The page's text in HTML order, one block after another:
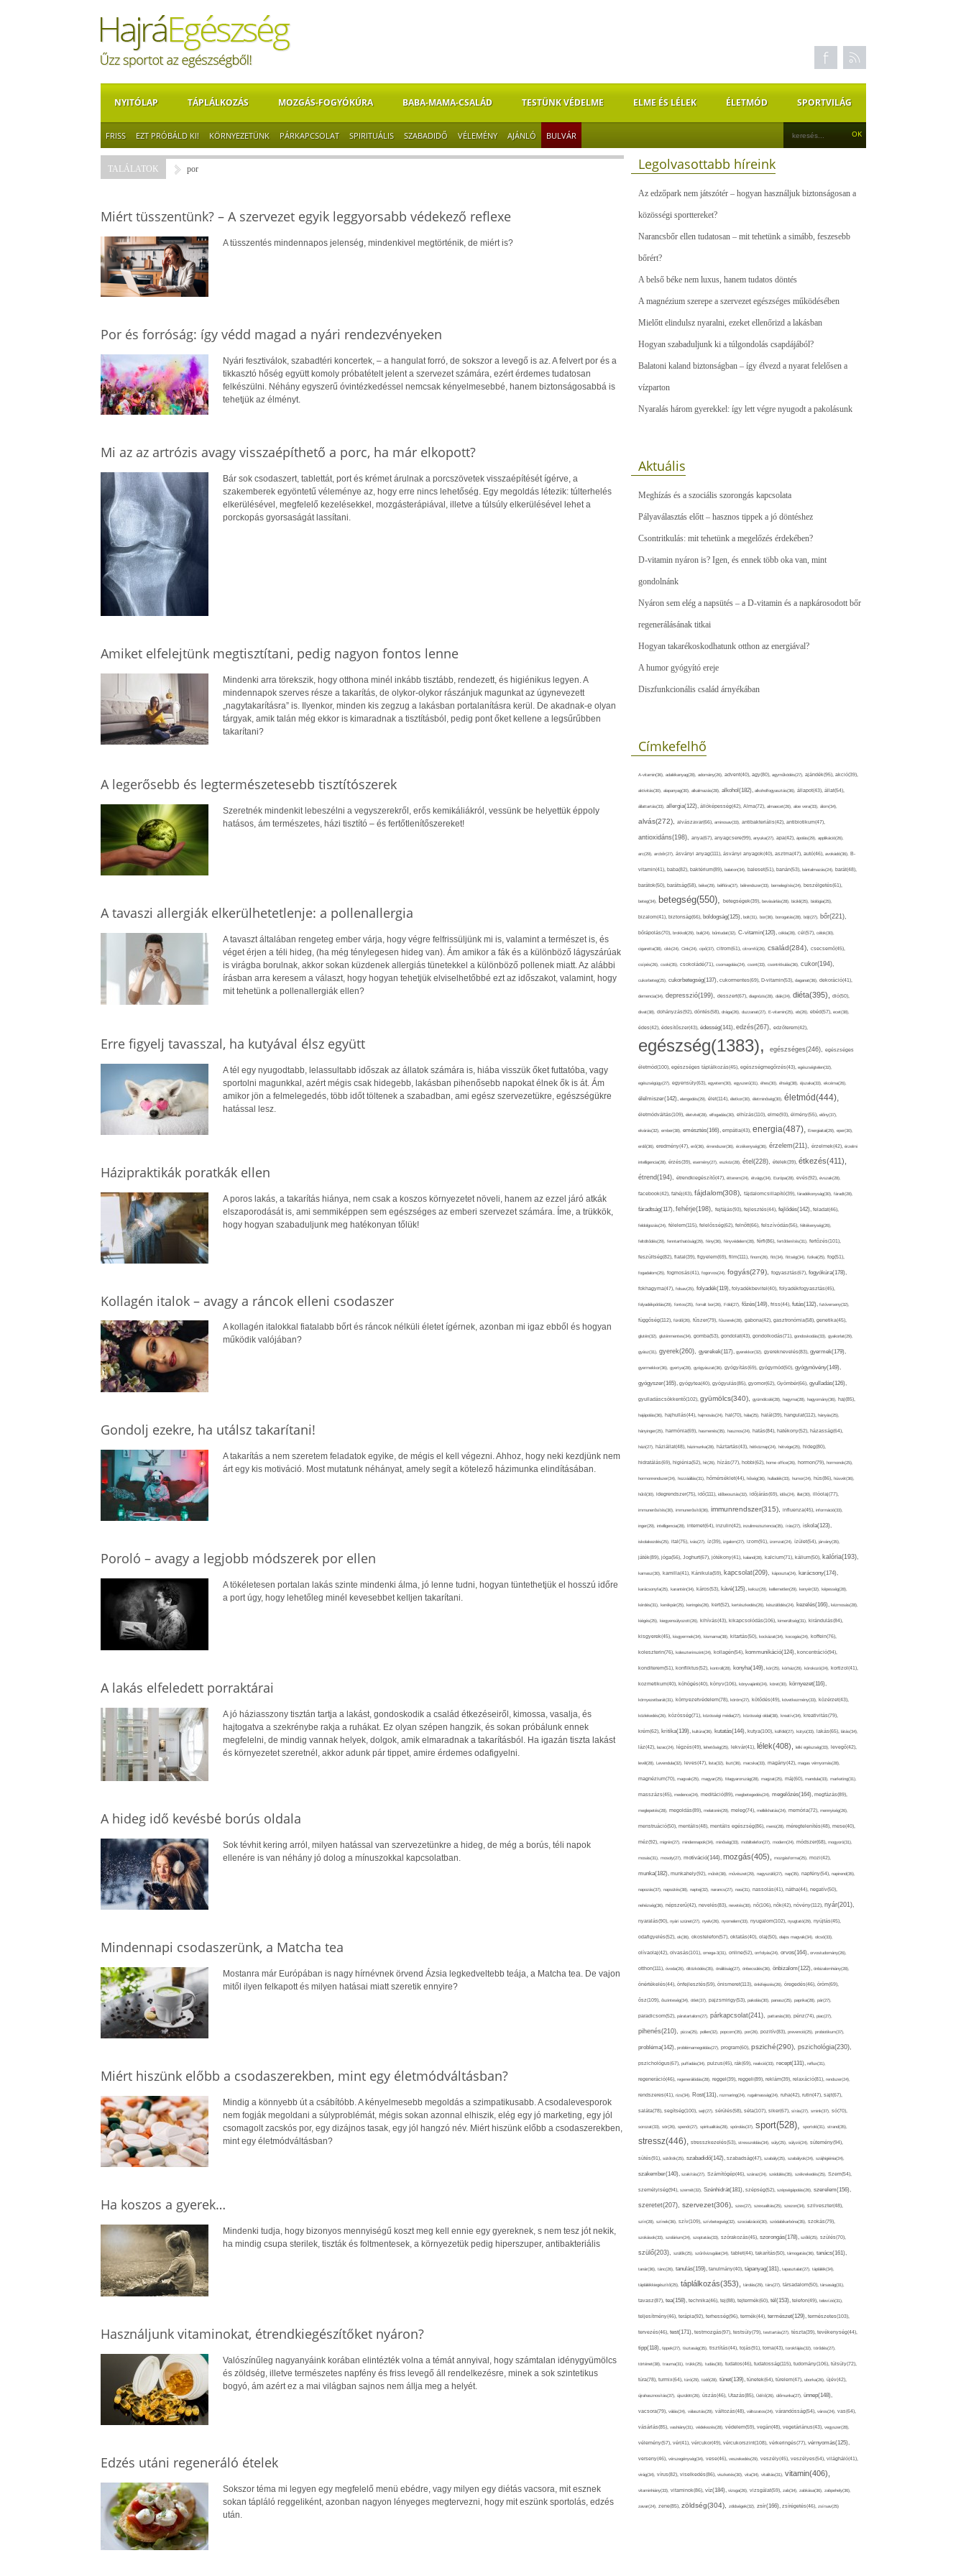
NYITÓLAP TÁPLÁLKOZÁS MOZGÁS-FOGYÓKÚRA BABA-MAMA-CSALÁD TESTÜNK VÉDELME ELME ÉS LÉLEK ÉLETMÓD SPORTVILÁG
FRISS EZT PRÓBÁLD KI! KÖRNYEZETÜNK PÁRKAPCSOLAT SPIRITUÁLIS SZABADIDŐ VÉLEMÉNY AJÁNLÓ BULVÁR
TALÁLATOK por
Miért tüsszentünk? – A szervezet egyik leggyorsabb védekező reflexe
A tüsszentés mindennapos jelenség, mindenkivel megtörténik, de miért is?
Por és forróság: így védd magad a nyári rendezvényeken
Nyári fesztiválok, szabadtéri koncertek, – a hangulat forró, de sokszor a levegő is az. A felvert por és a
tikkasztó hőség együtt komoly próbatételt jelent a szervezet számára, ezért érdemes tudatosan
felkészülni. Néhány egyszerű óvintézkedéssel nemcsak kényelmesebbé, hanem biztonságosabbá is
tehetjük az élményt.
Mi az az artrózis avagy visszaépíthető a porc, ha már elkopott?
Bár sok csodaszert, tablettát, port és krémet árulnak a porcszövetek visszaépítését ígérve, a
szakemberek egyöntetű véleménye az, hogy erre nincs lehetőség. Egy megoldás létezik: túlterhelés
elkerülésével, megfelelő kezelésekkel, mozgásterápiával, illetve a túlsúly elkerülésével lehet a
porckopás gyorsaságát lassítani.
Amiket elfelejtünk megtisztítani, pedig nagyon fontos lenne
Mindenki arra törekszik, hogy otthona minél inkább tisztább, rendezett, és higiénikus legyen. A
mindennapok szerves része a takarítás, de olykor-olykor rászánjuk magunkat az úgynevezett
„nagytakarításra” is. Ilyenkor, minden kis zegzug a lakásban portalanításra kerül. De akadnak-e olyan
tárgyak, amik talán még ekkor is kimaradnak a tisztításból, pedig pont őket kellene a legsűrűbben
takarítani?
A legerősebb és legtermészetesebb tisztítószerek
Szeretnék mindenkit lebeszélni a vegyszerekről, erős kemikáliákról, vessünk be helyettük éppoly
hatásos, ám természetes, házi tisztító – és fertőtlenítőszereket!
A tavaszi allergiák elkerülhetetlenje: a pollenallergia
A tavaszt általában rengeteg ember várja, hogy végre felfrissüljünk mi is, valamint a természet is, és
véget érjen a téli hideg, (ha még ténylegesen hideg van). Ám amikor a fák és a különböző lágyszárúak
is virágba borulnak, akkor sokan küzdenek allergiás tünetekkel a különböző pollenek miatt. Az alábbi
írásban arra keresem a választ, hogy hogyan tehetjük elviselhetőbbé ezt az időszakot, valamint, hogy
mit tehetünk a pollenallergiák ellen?
Erre figyelj tavasszal, ha kutyával élsz együtt
A tél egy nyugodtabb, lelassultabb időszak az állatok számára is, hiába visszük őket futtatóba, vagy
sportolni magunkkal, azért mégis csak hidegebb, lakásban pihenősebb napokat élnek ők is át. Ám
amikor jön a felmelegedés, több időt töltenek a szabadban, ami egész szervezetükre, egészségükre
hatással lesz.
Házipraktikák poratkák ellen
A poros lakás, a takarítás hiánya, nem csak a koszos környezetet növeli, hanem az ezzel járó atkák
elszaporodását is, ami semmiképpen sem egészséges az emberi szervezet számára. Íme, a trükkök,
hogy hogyan szabaduljunk meg hatékonyan tőlük!
Kollagén italok – avagy a ráncok elleni csodaszer
A kollagén italokkal fiatalabb bőrt és ráncok nélküli életet ígérnek, azonban mi igaz ebből és hogyan
működik valójában?
Gondolj ezekre, ha utálsz takarítani!
A takarítás a nem szeretem feladatok egyike, de mégis el kell végezni. Ahhoz, hogy neki kezdjünk nem
árt egy kis motiváció. Most mutatunk néhányat, amely segít a kötelező házimunka elindításában.
Poroló – avagy a legjobb módszerek por ellen
A tökéletesen portalan lakás szinte mindenki álma, jó lenne tudni, hogyan tüntethetjük el hosszú időre
a port úgy, hogy lehetőleg minél kevesebbet kelljen takarítani.
A lakás elfeledett porraktárai
A jó háziasszony tisztán tartja a lakást, gondoskodik a család étkezéseiről, kimossa, vasalja, és
hajtogatva a szekrénybe rakja a ruhákat. Ez olyan szépen hangzik, és sokan próbálunk ennek
megfelelni, de mindig vannak helyek, dolgok, amik elmaradnak a takarításból. Ha igazán tiszta lakást
és környezetet szeretnél, akkor adunk pár tippet, amire érdemes odafigyelni.
A hideg idő kevésbé borús oldala
Sok tévhit kering arról, milyen hatással van szervezetünkre a hideg, de még a borús, téli napok
ellenére is van néhány jó dolog a mínuszokkal kapcsolatban.
Mindennapi csodaszerünk, a Matcha tea
Mostanra már Európában is nagy hírnévnek örvend Ázsia legkedveltebb teája, a Matcha tea. De vajon
mitől ilyen felkapott és milyen hatásai miatt szeretik ennyire?
Miért hiszünk előbb a csodaszerekben, mint egy életmódváltásban?
Mindig a könnyebb út a csábítóbb. A kényelmesebb megoldás a szimpatikusabb. A csodalevesporok
nem fogják megoldani a súlyproblémát, mégis sokan azonnal elhiszik, elég egy jó marketing, egy jól
csomagolt zacskós por, egy dizájnos tasak, egy jól hangzó név. Miért hiszünk előbb a csodaszerekben,
mint egy életmódváltásban?
Ha koszos a gyerek…
Mindenki tudja, hogy bizonyos mennyiségű koszt meg kell ennie egy gyereknek, s nem tesz jót nekik,
ha mindig csupa sterilek, tiszták és foltmentesek, a környezetük pedig hiperszuper, antibakteriális
Használjunk vitaminokat, étrendkiegészítőket nyáron?
Valószínűleg nagyanyáink korában elintézték volna a témát annyival, hogy számtalan idénygyümölcs
és zöldség, illetve természetes napfény és friss levegő áll rendelkezésre, minek a sok szintetikus
bogyó, ám azért ez a mai világban sajnos nem állja meg a helyét.
Edzés utáni regeneráló ételek
Sokszor téma mi legyen egy megfelelő menü ebédre, vagy milyen egy diétás vacsora, mit esznek
sokan tápláló reggeliként, azonban nagyon lényeges megtervezni, hogy mit eszünk sportolás, edzés
után.
Legolvasottabb híreink
Az edzőpark nem játszótér – hogyan használjuk biztonságosan a
közösségi sporttereket?
Narancsbőr ellen tudatosan – mit tehetünk a simább, feszesebb
bőrért?
A belső béke nem luxus, hanem tudatos döntés
A magnézium szerepe a szervezet egészséges működésében
Mielőtt elindulsz nyaralni, ezeket ellenőrizd a lakásban
Hogyan szabaduljunk ki a túlgondolás csapdájából?
Balatoni kaland biztonságban – így élvezd a nyarat felelősen a
vízparton
Nyaralás három gyerekkel: így lett végre nyugodt a pakolásunk
Aktuális
Meghízás és a szociális szorongás kapcsolata
Pályaválasztás előtt – hasznos tippek a jó döntéshez
Csontritkulás: mit tehetünk a megelőzés érdekében?
D-vitamin nyáron is? Igen, és ennek több oka van, mint
gondolnánk
Nyáron sem elég a napsütés – a D-vitamin és a napkárosodott bőr
regenerálásának titkai
Hogyan takarékoskodhatunk otthon az energiával?
A humor gyógyító ereje
Diszfunkcionális család árnyékában
Címkefelhő
A-vitamin(36), adalékanyag(28), adomány(26), advent(40), agy(80), agyműködés(27), ajándék(95), akció(39),
aktivitás(30), alapanyag(30), alkalmazás(28), alkohol(182), alkoholfogyasztás(36), állapot(43), állat(54),
állattartás(33), allergia(122), állóképesség(42), Alma(72), almaecet(26), aloe vera(33), álom(34),
alvás(272), alvászavar(66), aminosav(33), antibakteriális(42), antibiotikum(47),
antioxidáns(198), anya(67), anyagcsere(99), anyuka(27), apa(42), ápolás(29), applikáció(26),
arc(29), arcbőr(27), ásványi anyag(111), ásványi anyagok(40), asztma(47), autó(46), avokádó(36), B-
vitamin(41), baba(82), baktérium(89), balaton(34), baleset(51), banán(53), bántalmazás(24), barát(48),
barátok(50), barátság(58), béke(29), bélflóra(37), bélrendszer(33), bemelegítés(24), beszélgetés(61),
beteg(34), betegség(550), betegségek(39), bevásárlás(28), bicikli(25), biológia(25),
bizalom(41), biztonság(66), boldogság(125), bolt(31), bor(36), borogatás(28), böjt(27), bőr(221),
bőrápolás(70), brokkoli(29), buli(24), bűntudat(32), C-vitamin(120), cékla(28), cél(57), célok(30),
cigaretta(38), cikk(24), Cink(24), cipő(37), citrom(61), citromfű(26), család(284), csecsemő(45),
csípés(26), csoki(35), csokoládé(71), csomagolás(24), csont(33), csontritkulás(36), cukor(194),
cukorbeteg(25), cukorbetegség(137), cukormentes(69), D-vitamin(53), daganat(36), dekoráció(41),
demencia(34), depresszió(199), desszert(67), diagnózis(28), diák(24), diéta(395), dió(50),
divat(38), dohányzás(92), döntés(58), drága(26), duzzanat(27), E-vitamin(25), eb(26), ebéd(57), ecet(38),
édes(42), édesítőszer(43), édesség(141), edzés(267), edzőterem(42),
egészség(1383), egészséges(246), egészséges
életmód(100), egészséges táplálkozás(45), egészségmegőrzés(43), egészségtelen(32),
egészségügy(27), egyensúly(63), egyetem(30), egyszerű(31), éhes(30), éhség(38), éjszaka(33), ekcéma(26),
élelmiszer(142), elengedés(29), élet(114), életkor(30), életminőség(30), életmód(444),
életmódváltás(109), életvitel(28), elfogadás(30), elhízás(110), elme(93), élmény(55), előny(37),
elvárás(32), ember(38), emésztés(166), empátia(43), energia(487), Energiaital(29), eper(30),
erdő(36), eredmény(47), erő(36), érrendszer(36), érzékenység(36), érzelem(211), érzelmek(42), érzelmi
intelligencia(28), érzés(39), esemény(27), eszköz(28), étel(228), ételek(39), étkezés(411),
étrend(194), étrendkiegészítő(47), étterem(24), étvágy(34), Európa(28), evés(92), évszak(28),
facebook(42), fahéj(43), fájdalom(308), fájdalomcsillapító(39), fáradékonyság(30), fáradt(28),
fáradtság(117), fehérje(198), fejfájás(93), fejlesztés(44), fejlődés(142), feladat(46),
feldolgozás(24), félelem(115), felelősség(62), felnőtt(66), felszívódás(56), féltékenység(26),
feltöltődés(29), fenntarthatóság(29), fény(36), fényvédelem(28), férfi(86), fertőtlenítés(31), fertőzés(101),
feszültség(82), fiatal(39), figyelem(69), film(111), finom(26), fitt(34), fittség(34), fizikai(25), fog(51),
fogadalom(25), fogmosás(41), fogorvos(24), fogyás(279), fogyasztás(67), fogyókúra(178),
fokhagyma(47), folsav(25), folyadék(119), folyadékbevitel(40), folyadékfogyasztás(45),
folyadékpótlás(29), fontos(25), forralt bor(26), Föld(27), főzés(149), friss(44), futás(132), futóverseny(32),
függőség(112), fürdő(26), fűszer(79), fűszerek(28), gabona(42), gasztronómia(58), genetika(45),
glutén(32), gluténmentes(34), gomba(53), gondolat(43), gondolkodás(71), gondoskodás(33), gyakorlat(29),
gyász(31), gyerek(260), gyerekek(117), gyerekkor(32), gyereknevelés(83), gyermek(179),
gyermekkor(36), gyertya(28), gyógyászat(36), gyógyítás(69), gyógymód(50), gyógynövény(149),
gyógyszer(165), gyógytea(40), gyógyulás(85), gyomor(62), Gyömbér(66), gyulladás(126),
gyulladáscsökkentő(102), gyümölcs(340), gyümölcslé(28), hagyma(28), hagyomány(36), haj(85),
hajápolás(36), hajhullás(44), hajmosás(24), hal(70), hála(25), halál(39), hangulat(112), hányás(25),
hányinger(25), harmónia(69), hasmenés(35), hasznos(24), hatás(84), hatékony(52), házasság(64),
házi(27), háziállat(48), házimunka(28), háztartás(43), hétköznap(24), hétvége(25), hideg(80),
hidratálás(69), higiénia(52), hit(26), hízás(77), hobbi(62), home office(26), hormon(79), hormonok(25),
hormonrendszer(24), hozzáállás(31), hőmérséklet(44), hőség(36), hulladék(33), humor(24), hús(86), húsvét(36),
hűtő(30), idegrendszer(75), idő(111), időbeosztás(32), időjárás(69), idős(24), illat(30), illóolaj(77),
immunerősítés(30), immunerősítő(36), immunrendszer(315), influenza(45), információ(33),
inger(29), intelligencia(28), internet(64), inzulin(42), inzulinrezisztencia(35), írás(27), iskola(123),
iskolakezdés(25), ital(75), ivás(27), íz(39), izgalom(27), izom(91), izomzat(24), ízület(54), járvány(35),
játék(89), jóga(56), Joghurt(67), jótékony(41), kaland(28), kalcium(71), kálium(50), kalória(193),
kamasz(30), kamilla(41), Kánikula(59), kapcsolat(209), káposzta(24), karácsony(174),
karácsonyfa(25), karantén(34), káros(53), kávé(125), keksz(29), kellemetlen(29), kenyér(32), képesség(28),
kérdés(31), kerékpár(25), keringés(26), kert(52), kertészkedés(26), készülődés(24), kezelés(166), kézmosás(28),
kiégés(25), kiegyensúlyozott(26), kihívás(43), kikapcsolódás(106), kimerültség(31), kirándulás(84),
kisgyerek(45), kisgyermek(34), kismama(38), kitartás(50), kockázat(34), kocogás(24), koffein(76),
koleszterin(76), koleszterinszint(24), kollagén(54), kommunikáció(124), koncentráció(94),
konditerem(51), konfliktus(52), kontroll(28), konyha(149), kór(25), kórház(29), kórokozó(24), kortizol(41),
kozmetikum(40), köhögés(40), könyv(106), könyvajánló(24), köret(30), környezet(116),
környezetbarát(31), környezetvédelem(78), köröm(27), kötődés(49), következmény(33), közérzet(43),
közlekedés(26), közösség(71), közösségi média(27), közösségi oldal(38), kreatív(34), kreativitás(79),
krém(62), kritika(139), kultúra(36), kutatás(144), kutya(100), külföld(27), kütyü(33), lakás(65), látás(34),
láz(42), lazac(24), légzés(49), lehetőség(25), lekvár(41), lélek(408), lelki egészség(33), levegő(42),
levél(28), Levendula(32), leves(47), lista(32), liszt(36), macska(33), magány(42), magas vérnyomás(28),
magnézium(70), magvak(25), magyar(25), Magyarország(28), magzat(25), máj(60), mandula(33), marketing(31),
masszázs(45), medence(24), meditáció(89), megbetegedés(24), megelőzés(164), megfázás(89),
meglepetés(28), megoldás(89), melatonin(29), meleg(74), mellékhatás(24), memória(72), mennyiség(26),
menstruáció(50), mentális(48), mentális egészség(86), menü(28), méregtelenítés(48), mese(40),
méz(92), migrén(27), mindennapok(34), minőség(33), mobiltelefon(27), modern(24), módszer(68), mogyoró(31),
mosás(31), mosoly(27), motiváció(144), mozgás(405), mozgásforma(25), mozi(42),
munka(182), munkahely(92), műtét(38), művészet(29), nagyszülő(27), nap(35), napfény(54), napirend(35),
napozás(37), napsütés(38), naptej(32), narancs(27), nasi(31), nassolás(41), nátha(44), negatív(50),
nehézség(36), népszerű(42), nevelés(83), nevetés(30), nő(106), nők(42), növény(112), nyár(201),
nyaralás(90), nyári szünet(27), nyelv(26), nyomelem(33), nyugalom(102), nyugtató(29), nyújtás(45),
odafigyelés(52), ok(36), okostelefon(57), oktatás(40), olaj(50), olajos magvak(34), olcsó(33),
olívaolaj(42), olvasás(101), omega-3(31), online(52), orrfolyás(24), orvos(164), orvostudomány(26),
otthon(111), óvoda(26), öltözködés(35), önállóság(27), önbecsülés(36), önbizalom(122), önbizalomhiány(28),
önértékelés(44), önfejlesztés(59), önismeret(113), önkifejezés(26), öregedés(46), öröm(69),
ősz(109), őszinteség(34), ötlet(37), pajzsmirigy(53), pakolás(30), panasz(25), paprika(28), pár(27),
paradicsom(52), páratartalom(27), párkapcsolat(241), pattanás(30), pénz(74), piac(27),
pihenés(210), pizza(25), pollen(32), popcorn(35), por(26), pozitív(83), prevenció(25), probiotikum(37),
probléma(142), problémamegoldás(27), program(60), psziché(290), pszichológia(230),
pszichológus(67), puffadás(34), pulzus(45), rák(69), reakció(33), recept(131), reflux(31),
regeneráció(46), regenerálódás(28), reggel(39), reggeli(89), reklám(39), relaxáció(81), rendszer(24),
rendszeres(41), rizs(34), Rost(131), rozmaring(24), rugalmasság(24), ruha(42), rutin(47), sajt(67),
saláta(78), segítség(100), sejt(27), sérülés(58), séta(107), siker(67), sírás(27), smink(37), só(70),
sorozat(33), sör(26), spenót(27), spiritualitás(28), spórolás(37), sport(528), sportoló(31), strand(35),
stressz(446), stresszkezelés(53), stresszoldás(34), súly(25), súlyzó(24), sütemény(94),
sütés(91), sütőtök(25), szabadidő(142), szabadság(47), szabály(25), szabályok(24), szájhigiénia(24),
szakember(140), szakítás(27), Számítógép(46), száraz(24), szédülés(35), székrekedés(25), Szem(54),
személyiség(94), szemét(32), Szénhidrát(181), szépség(52), szépségápolás(26), szerelem(156),
szeretet(207), szervezet(306), szex(27), szexualitás(25), szezon(34), szilveszter(48),
szín(28), színek(36), szív(109), szívbetegség(32), szocializáció(30), szódabikarbóna(35), szokás(79),
szokások(33), szolárium(24), szoptatás(33), szórakozás(45), szorongás(178), szőlő(25), szülés(70),
szülő(203), szülők(25), szűrővizsgálat(34), tablet(44), takarítás(50), támogatás(36), tanács(161),
tanár(36), tánc(26), tanulás(159), tanulmány(40), tápanyag(181), tapasztalat(27), táplálék(34),
táplálékkiegészítő(25), táplálkozás(353), tárolás(29), társ(27), társadalom(50), társaság(31),
tavasz(87), tea(158), technika(46), tej(88), tejtermék(60), tél(153), telefon(49), televízió(31),
teljesítmény(46), terápia(92), terhesség(96), termék(44), természet(129), természetes(103),
tervezés(46), test(171), testmozgás(97), testsúly(79), testtartás(27), tészta(39), tevékenység(44),
tipp(118), tippek(27), tisztaság(35), tisztítás(44), tojás(91), torna(43), torokfájás(32), törődés(27),
történet(38), trauma(31), trükk(25), tudás(30), tudatos(46), tudatosság(115), tudomány(106), túlsúly(72),
túra(78), turmix(64), túró(29), tüdő(28), tünet(139), tünetek(64), türelem(47), uborka(26), újév(42),
újrahasznosítás(37), újszülött(26), úszás(46), Utazás(85), Üdítő(26), ülőmunka(27), ünnep(148),
vacsora(79), válás(24), választás(29), változás(48), változatos(24), várandósság(54), város(24), vas(64),
vásárlás(85), vashiány(31), védekezés(28), védelem(59), vegán(48), vegetáriánus(43), vegyszer(28),
vélemény(57), vér(41), vércukor(49), vércukorszint(108), vérkeringés(77), vérnyomás(125),
verseny(46), vérszegénység(34), vese(46), veszekedés(29), veszély(45), veszélyes(54), világháló(41),
virág(34), vírus(82), viselkedés(86), viszketés(30), vita(34), vitalitás(31), vitamin(406),
vitaminhiány(33), vitaminok(86), víz(184), vizsga(26), vizsgálat(59), zab(34), zabkása(36), zabpehely(36),
zavar(24), zene(85), zöldség(304), zöldségek(32), zsír(166), zsírégetés(46), zsírsav(25)